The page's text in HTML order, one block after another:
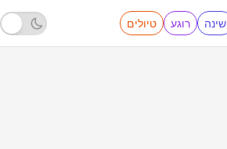
שינה רוגע טיולים